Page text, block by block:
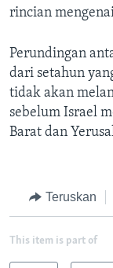
rincian
Perundingan
dari setahun
tidak akan
sebelum Israel
Barat dan
Teruskan
This item is part of